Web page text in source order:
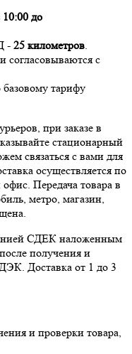
10:00 до
- 25 километров.
согласовываются с
тарифу
при заказе в
стационарный
связаться с вами для
осуществляется по
Передача товара в
метро, магазин,
СДЕК наложенным
получения и
Доставка от 1 до 3
и проверки товара,